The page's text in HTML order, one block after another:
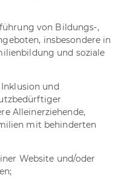
von Bildungs-,
insbesondere in
und soziale
und
Alleinerziehende,
mit behinderten
Website und/oder